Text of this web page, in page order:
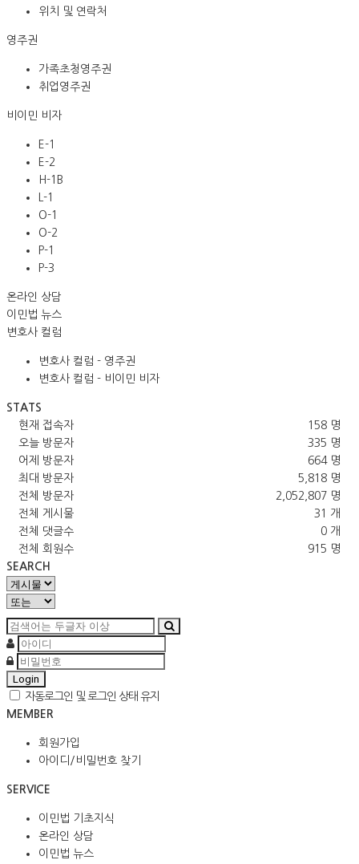
위치 및 연락처
영주권
가족초청영주권
취업영주권
비이민 비자
E-1
E-2
H-1B
L-1
O-1
O-2
P-1
P-3
온라인 상담
이민법 뉴스
변호사 컬럼
변호사 컬럼 - 영주권
변호사 컬럼 - 비이민 비자
STATS
158 명
현재 접속자
335 명
오늘 방문자
664 명
어제 방문자
5,818 명
최대 방문자
2,052,807 명
전체 방문자
31 개
전체 게시물
0 개
전체 댓글수
915 명
전체 회원수
SEARCH
Login
자동로그인 및 로그인 상태 유지
MEMBER
회원가입
아이디/비밀번호 찾기
SERVICE
이민법 기초지식
온라인 상담
이민법 뉴스